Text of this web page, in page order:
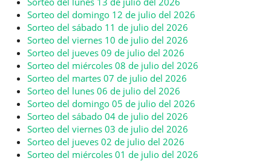
Sorteo del domingo 12 de julio del 2026
Sorteo del sábado 11 de julio del 2026
Sorteo del viernes 10 de julio del 2026
Sorteo del jueves 09 de julio del 2026
Sorteo del miércoles 08 de julio del 2026
Sorteo del martes 07 de julio del 2026
Sorteo del lunes 06 de julio del 2026
Sorteo del domingo 05 de julio del 2026
Sorteo del sábado 04 de julio del 2026
Sorteo del viernes 03 de julio del 2026
Sorteo del jueves 02 de julio del 2026
Sorteo del miércoles 01 de julio del 2026